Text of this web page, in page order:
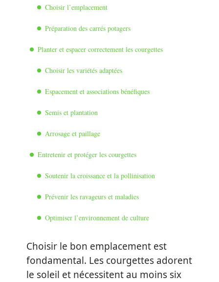
Choisir l’emplacement
Préparation des carrés potagers
Planter et espacer correctement les courgettes
Choisir les variétés adaptées
Espacement et associations bénéfiques
Semis et plantation
Arrosage et paillage
Entretenir et protéger les courgettes
Soutenir la croissance et la pollinisation
Prévenir les ravageurs et maladies
Optimiser l’environnement de culture
Choisir le bon emplacement est
fondamental. Les courgettes adorent
le soleil et nécessitent au moins six